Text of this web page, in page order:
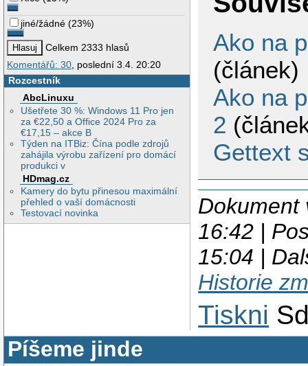
jiné/žádné (23%)
Celkem 2333 hlasů
Komentářů: 30, poslední 3.4. 20:20
Rozcestník
AbcLinuxu
Ušetřete 30 %: Windows 11 Pro jen
za €22,50 a Office 2024 Pro za
€17,15 – akce B
Týden na ITBiz: Čína podle zdrojů
zahájila výrobu zařízení pro domácí
produkci v
HDmag.cz
Kamery do bytu přinesou maximální
přehled o vaší domácnosti
Testovací novinka
Ako na
(článek)
Ako na
2
Gettext
16:42 |
15:04 |
Historie
Tiskni
Píšeme jinde